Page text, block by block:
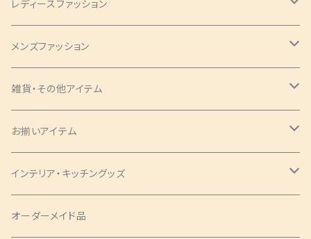
レディースファッション
バッグ・チャーム
ツイリー
バッグ
アクセサリー
シュシュ
ピアス
エプロン
ショートサイズ
ミドルサイズ
トップス
アロハシャツ
ワンピース
メンズファッション
ネクタイ・蝶ネクタイ
ナローネクタイ
レギュラーネクタイ
トップス・シャツ
アロハシャツ
パンツ
雑貨・その他アイテム
ブックカバー
コインケース
ポーチ
お揃いアイテム
ピアス
シュシュ
インテリア・キッチングッズ
ランチョンマット
オーダーメイド品